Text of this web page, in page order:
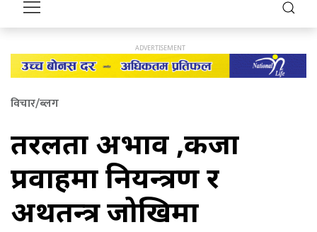
विचार/ब्लग
तरलता अभाव ,कर्जा
प्रवाहमा नियन्त्रण र
अर्थतन्त्र जोखिमा